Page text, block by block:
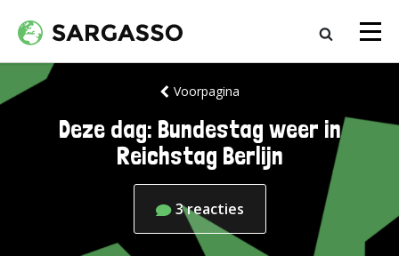
Voorpagina
Deze dag: Bundestag weer in
Reichstag Berlijn
3reacties